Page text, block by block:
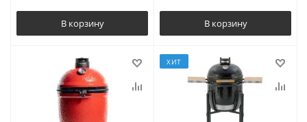
В корзину В корзину
ХИТ